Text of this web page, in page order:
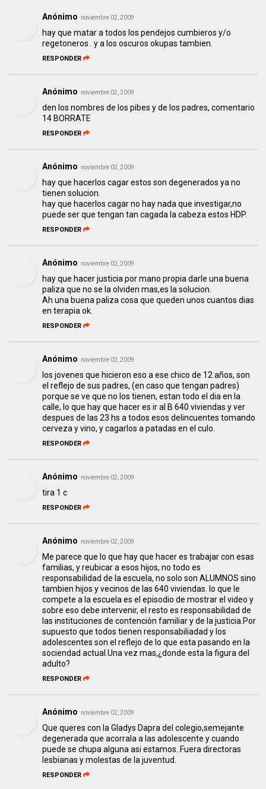
Anónimo noviembre 02, 2009
hay que matar a todos los pendejos cumbieros y/o
regetoneros . y a los oscuros okupas tambien.
RESPONDER
Anónimo noviembre 02, 2009
den los nombres de los pibes y de los padres, comentario
14 BORRATE
RESPONDER
Anónimo noviembre 02, 2009
hay que hacerlos cagar estos son degenerados ya no
tienen solucion.
hay que hacerlos cagar no hay nada que investigar,no
puede ser que tengan tan cagada la cabeza estos HDP.
RESPONDER
Anónimo noviembre 02, 2009
hay que hacer justicia por mano propia darle una buena
paliza que no se la olviden mas,es la solucion.
Ah una buena paliza cosa que queden unos cuantos dias
en terapia ok.
RESPONDER
Anónimo noviembre 02, 2009
los jovenes que hicieron eso a ese chico de 12 años, son
el reflejo de sus padres, (en caso que tengan padres)
porque se ve que no los tienen, estan todo el dia en la
calle, lo que hay que hacer es ir al B 640 viviendas y ver
despues de las 23 hs a todos esos delincuentes tomando
cerveza y vino, y cagarlos a patadas en el culo.
RESPONDER
Anónimo noviembre 02, 2009
tira 1 c
RESPONDER
Anónimo noviembre 02, 2009
Me parece que lo que hay que hacer es trabajar con esas
familias, y reubicar a esos hijos, no todo es
responsabilidad de la escuela, no solo son ALUMNOS sino
tambien hijos y vecinos de las 640 viviendas. lo que le
compete a la escuela es el episodio de mostrar el video y
sobre eso debe intervenir, el resto es responsabilidad de
las instituciones de contenciòn familiar y de la justicia.Por
supuesto que todos tienen responsabiliadad y los
adolescentes son el reflejo de lo que esta pasando en la
sociendad actual.Una vez mas,¿donde esta la figura del
adulto?
RESPONDER
Anónimo noviembre 02, 2009
Que queres con la Gladys Dapra del colegio,semejante
degenerada que acorrala a las adolescente y cuando
puede se chupa alguna asi estamos..Fuera directoras
lesbianas y molestas de la juventud.
RESPONDER